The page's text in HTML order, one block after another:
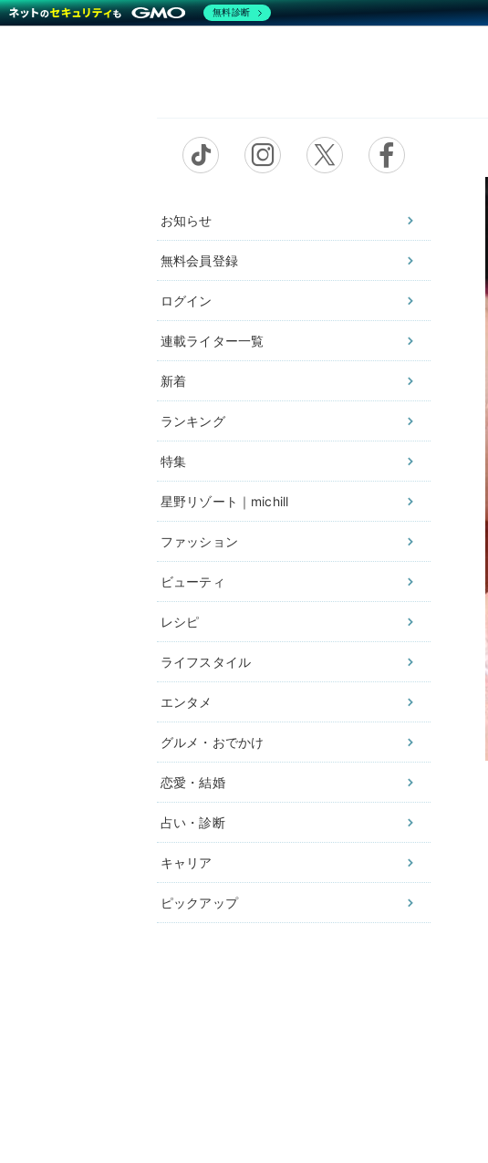
お知らせ
無料会員登録
ログイン
連載ライター一覧
新着
ランキング
特集
星野リゾート｜michill
ファッション
ビューティ
レシピ
ライフスタイル
エンタメ
グルメ・おでかけ
恋愛・結婚
占い・診断
キャリア
ピックアップ
無料診断